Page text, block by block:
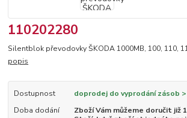
110202280
Silentblok převodovky ŠKODA 1000MB, 100, 110,
popis
Dostupnost
doprodej do vyprodání zásob >
Doba dodání
Zboží Vám můžeme doručit již